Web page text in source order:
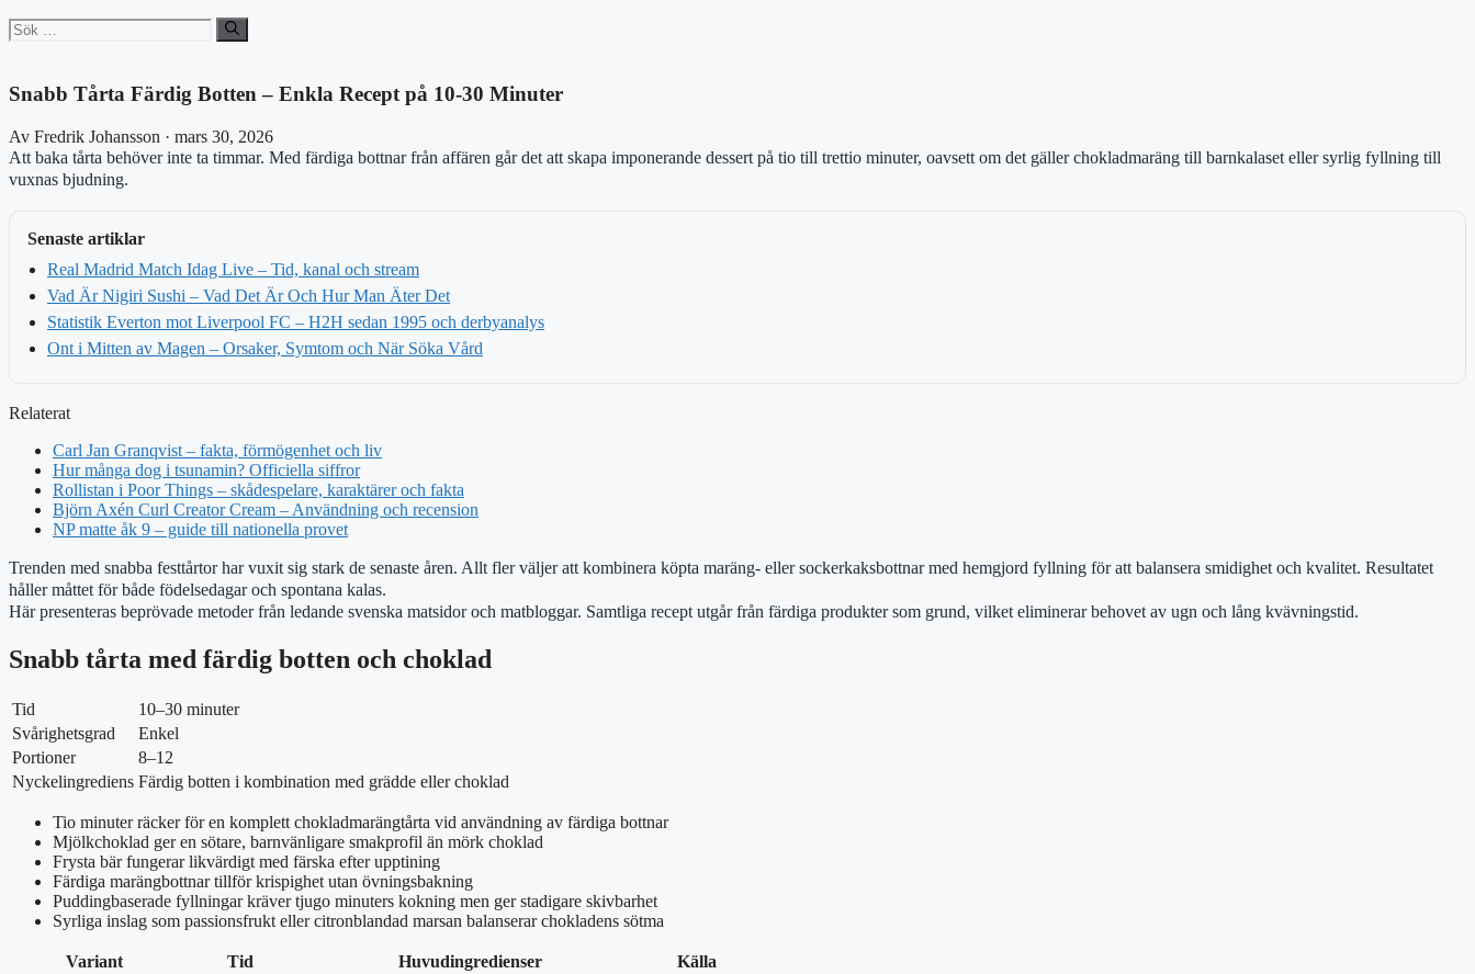
Sök
efter:
Snabb Tårta Färdig Botten – Enkla Recept på 10-30 Minuter
Av Fredrik Johansson · mars 30, 2026
Att baka tårta behöver inte ta timmar. Med färdiga bottnar från affären går det att skapa imponerande dessert på tio till trettio minuter, oavsett om det gäller chokladmaräng till barnkalaset eller syrlig fyllning till
vuxnas bjudning.
Senaste artiklar
Real Madrid Match Idag Live – Tid, kanal och stream
Vad Är Nigiri Sushi – Vad Det Är Och Hur Man Äter Det
Statistik Everton mot Liverpool FC – H2H sedan 1995 och derbyanalys
Ont i Mitten av Magen – Orsaker, Symtom och När Söka Vård
Relaterat
Carl Jan Granqvist – fakta, förmögenhet och liv
Hur många dog i tsunamin? Officiella siffror
Rollistan i Poor Things – skådespelare, karaktärer och fakta
Björn Axén Curl Creator Cream – Användning och recension
NP matte åk 9 – guide till nationella provet
Trenden med snabba festtårtor har vuxit sig stark de senaste åren. Allt fler väljer att kombinera köpta maräng- eller sockerkaksbottnar med hemgjord fyllning för att balansera smidighet och kvalitet. Resultatet
håller måttet för både födelsedagar och spontana kalas.
Här presenteras beprövade metoder från ledande svenska matsidor och matbloggar. Samtliga recept utgår från färdiga produkter som grund, vilket eliminerar behovet av ugn och lång kvävningstid.
Snabb tårta med färdig botten och choklad
Tid
10–30 minuter
Svårighetsgrad
Enkel
Portioner
8–12
Nyckelingrediens Färdig botten i kombination med grädde eller choklad
Tio minuter räcker för en komplett chokladmarängtårta vid användning av färdiga bottnar
Mjölkchoklad ger en sötare, barnvänligare smakprofil än mörk choklad
Frysta bär fungerar likvärdigt med färska efter upptining
Färdiga marängbottnar tillför krispighet utan övningsbakning
Puddingbaserade fyllningar kräver tjugo minuters kokning men ger stadigare skivbarhet
Syrliga inslag som passionsfrukt eller citronblandad marsan balanserar chokladens sötma
Variant Tid Huvudingredienser
Källa